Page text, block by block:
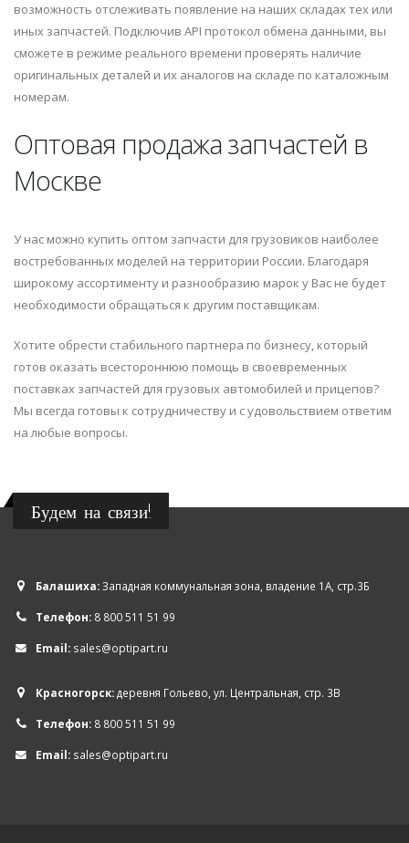
возможность отслеживать появление на наших складах тех или
иных запчастей. Подключив API протокол обмена данными, вы
сможете в режиме реального времени проверять наличие
оригинальных деталей и их аналогов на складе по каталожным
номерам.
Оптовая продажа запчастей в
Москве
У нас можно купить оптом запчасти для грузовиков наиболее
востребованных моделей на территории России. Благодаря
широкому ассортименту и разнообразию марок у Вас не будет
необходимости обращаться к другим поставщикам.
Хотите обрести стабильного партнера по бизнесу, который
готов оказать всестороннюю помощь в своевременных
поставках запчастей для грузовых автомобилей и прицепов?
Мы всегда готовы к сотрудничеству и с удовольствием ответим
на любые вопросы.
Будем на связи!
Балашиха:Западная коммунальная зона, владение 1А, стр.3Б
Телефон: 8 800 511 51 99
Email: sales@optipart.ru
Красногорск:деревня Гольево, ул. Центральная, стр. 3В
Телефон: 8 800 511 51 99
Email: sales@optipart.ru